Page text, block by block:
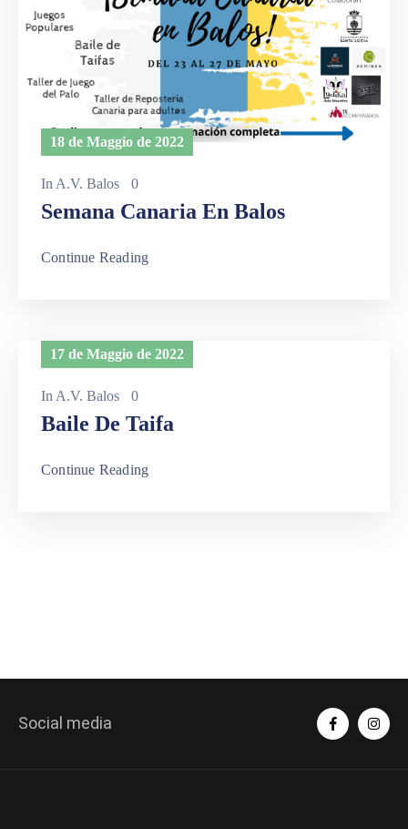
18 de Maggio de 2022
In A.V. Balos 0
Semana Canaria En Balos
Continue Reading
17 de Maggio de 2022
In A.V. Balos 0
Baile De Taifa
Continue Reading
Social media